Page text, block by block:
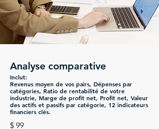
Analyse comparative
Inclut:
Revenus moyen de vos pairs, Dépenses par
catégories, Ratio de rentabilité de votre
industrie, Marge de profit net, Profit net, Valeur
des actifs et passifs par catégorie, 12 indicateurs
financiers clés.
$ 99